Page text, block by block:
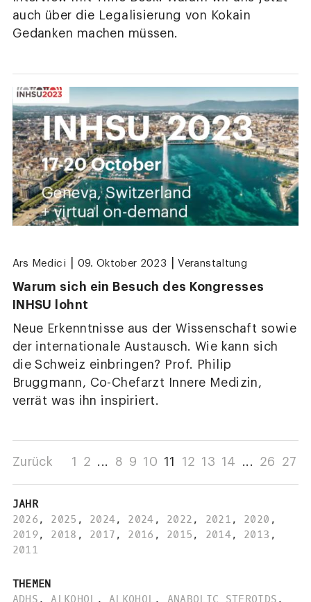
auch über die Legalisierung von Kokain
Gedanken machen müssen.
Ars Medici 09. Oktober 2023 Veranstaltung
Warum sich ein Besuch des Kongresses
INHSU lohnt
Neue Erkenntnisse aus der Wissenschaft sowie
der internationale Austausch. Wie kann sich
die Schweiz einbringen? Prof. Philip
Bruggmann, Co-Chefarzt Innere Medizin,
verrät was ihn inspiriert.
Zurück 1 2 ... 8 9 10 11 12 13 14 ... 26 27
JAHR
2026 , 2025 , 2024, 2024 , 2022 , 2021 , 2020 ,
2019, 2018 , 2017 , 2016 , 2015 , 2014, 2013 ,
2011
THEMEN
ADHS , ALKOHOL , ALKOHOL , ANABOLIC STEROIDS ,